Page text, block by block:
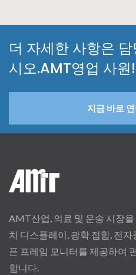
더 자세한 사항은
시오.AMT영업 사원!
지금 바로
AMT산업, 의료 및 운송 시장
치 디스플레이, 광학 접합, 전
픈 프레임 모니터를 제공하여
합니다.